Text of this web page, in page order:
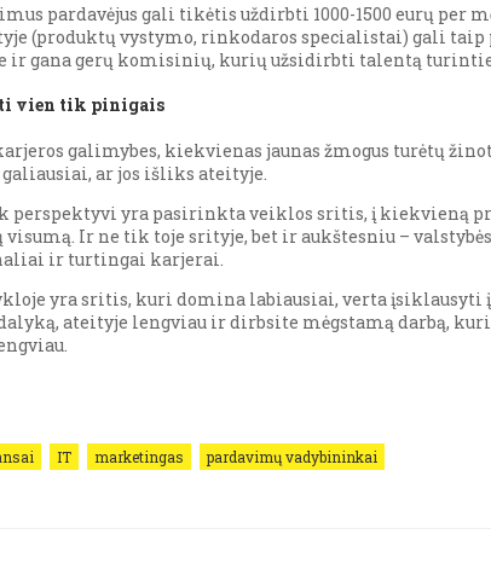
pardavėjus gali tikėtis uždirbti 1000-1500 eurų per
(produktų vystymo, rinkodaros specialistai) gali taip
ir gana gerų komisinių, kurių užsidirbti talentą
vien tik pinigais
galimybes, kiekvienas jaunas žmogus turėtų
ar jos išliks ateityje.
perspektyvi yra pasirinkta veiklos sritis, į kiekvieną
Ir ne tik toje srityje, bet ir aukštesniu –
ir turtingai karjerai.
yra sritis, kuri domina labiausiai, verta
ateityje lengviau ir dirbsite mėgstamą darbą,
IT marketingas pardavimų vadybininkai